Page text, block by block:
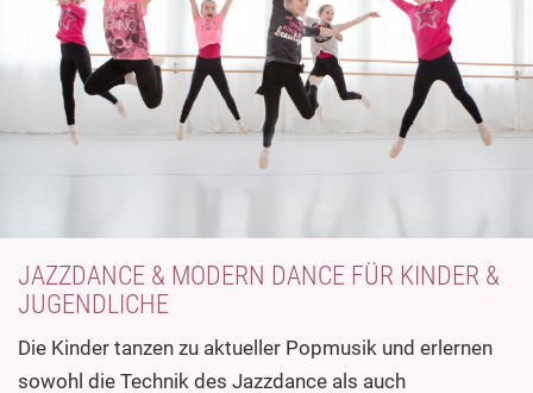
JAZZDANCE & MODERN DANCE FÜR KINDER &
JUGENDLICHE
Die Kinder tanzen zu aktueller Popmusik und erlernen
sowohl die Technik des Jazzdance als auch